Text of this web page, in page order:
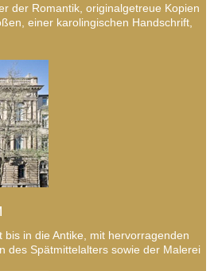
der Romantik, originalgetreue Kopien
einer karolingischen Handschrift,
bis in die Antike, mit hervorragenden
des Spätmittelalters sowie der Malerei